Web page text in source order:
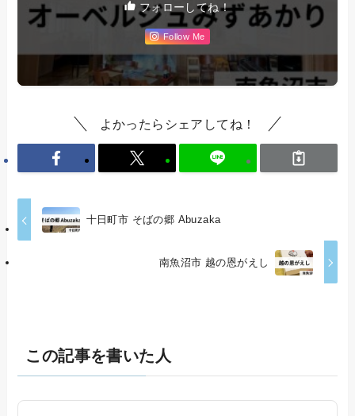
フォローしてね！
Follow Me
よかったらシェアしてね！
十日町市 そばの郷 Abuzaka
南魚沼市 越の恩がえし
この記事を書いた人